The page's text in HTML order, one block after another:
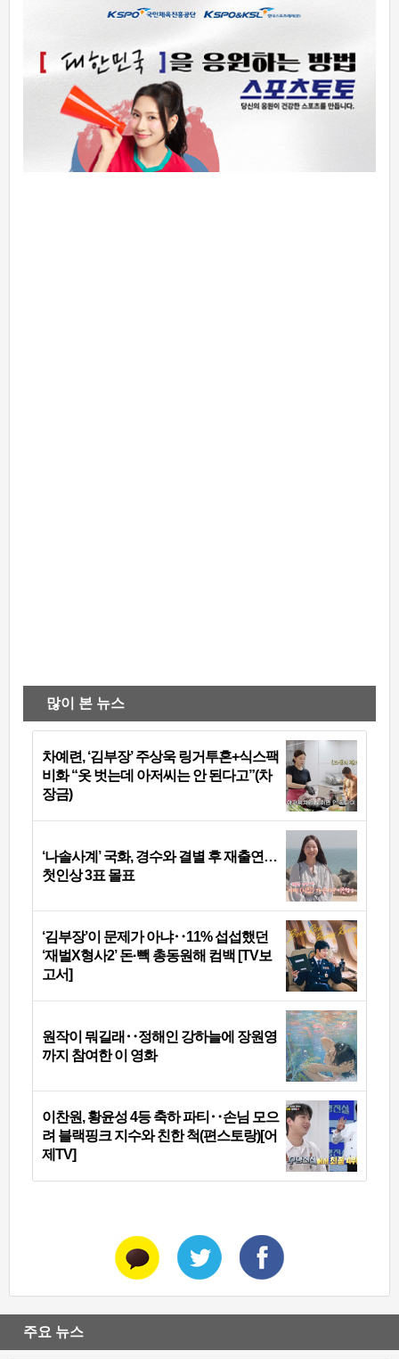
많이 본 뉴스
차예련, ‘김부장’ 주상욱 링거투혼+식스팩
비화 “옷 벗는데 아저씨는 안 된다고”(차
장금)
‘나솔사계’ 국화, 경수와 결별 후 재출연…
첫인상 3표 몰표
‘김부장’이 문제가 아냐‥11% 섭섭했던
‘재벌X형사2’ 돈·빽 총동원해 컴백 [TV보
고서]
원작이 뭐길래‥정해인 강하늘에 장원영
까지 참여한 이 영화
이찬원, 황윤성 4등 축하 파티‥손님 모으
려 블랙핑크 지수와 친한 척(편스토랑)[어
제TV]
주요 뉴스